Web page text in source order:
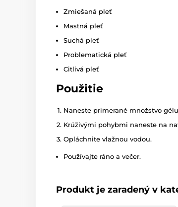
Zmiešaná pleť
Mastná pleť
Suchá pleť
Problematická pleť
Citlivá pleť
Použitie
Naneste primerané množstvo
Krúživými pohybmi naneste na
Opláchnite vlažnou vodou.
Používajte ráno a večer.
Produkt je zaradený v